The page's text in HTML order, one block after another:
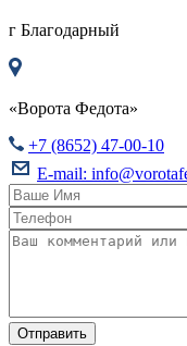
г Благодарный
«Ворота Федота»
+7 (8652) 47-00-10
E-mail: